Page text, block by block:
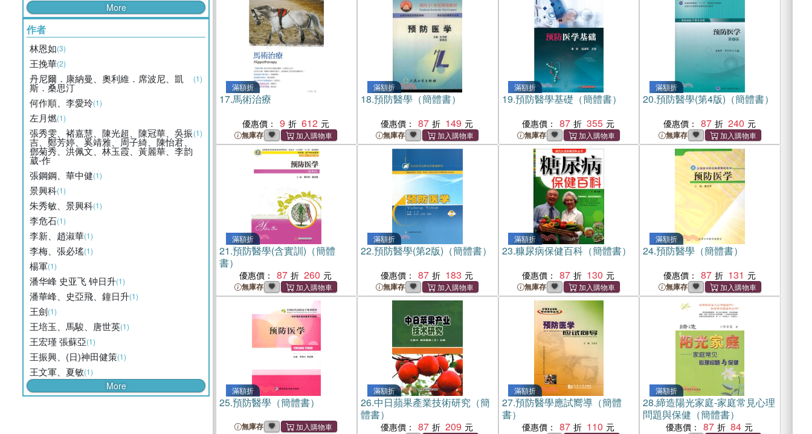
More
作者
林恩如(3)
王挽華(2)
丹尼爾．康納曼、奧利維．席波尼、凱
斯．桑思汀
(1)
何作順、李愛玲(1)
左月燃(1)
張秀雯、褚嘉慧、陳光超、陳冠華、吳振
吉、鄭芳婷、奚靖雅、周子綺、陳怡君、
鄧菊秀、洪佩文、林玉霞、黃麗華、李韵
葳-作
(1)
張鋼鋼、華中健(1)
景興科(1)
朱秀敏、景興科(1)
李危石(1)
李新、趙淑華(1)
李梅、張必瑤(1)
楊軍(1)
潘华峰 史亚飞 钟日升(1)
潘華峰、史亞飛、鐘日升(1)
王劍(1)
王培玉、馬駿、唐世英(1)
王宏瑾 張蘇亞(1)
王振興、(日)神田健策(1)
王文軍、夏敏(1)
More
滿額折
17.馬術治療
優惠價： 9 612
無庫存
滿額折
18.預防醫學（簡體書）
優惠價： 87 149
無庫存
滿額折
19.預防醫學基礎（簡體書）
優惠價： 87 355
無庫存
滿額折
20.預防醫學(第4版)（簡體書）
優惠價： 87 240
無庫存
滿額折
21.預防醫學(含實訓)（簡體
書）
優惠價： 87 260
無庫存
滿額折
22.預防醫學(第2版)（簡體書）
優惠價： 87 183
無庫存
滿額折
23.糠尿病保健百科（簡體書）
優惠價： 87 130
無庫存
滿額折
24.預防醫學（簡體書）
優惠價： 87 131
無庫存
滿額折
25.預防醫學（簡體書）
無庫存
滿額折
26.中日蘋果產業技術研究（簡
體書）
優惠價： 87 209
滿額折
27.預防醫學應試嚮導（簡體
書）
優惠價： 87 110
滿額折
28.締造陽光家庭-家庭常見心理
問題與保健（簡體書）
優惠價： 87 84